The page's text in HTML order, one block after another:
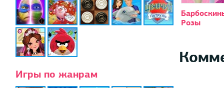
Игры по жанрам
Розы